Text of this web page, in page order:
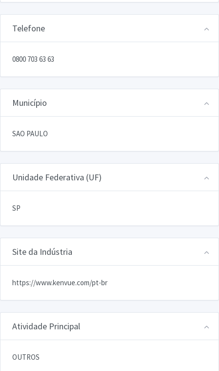
Telefone
0800 703 63 63
Município
SAO PAULO
Unidade Federativa (UF)
SP
Site da Indústria
https://www.kenvue.com/pt-br
Atividade Principal
OUTROS